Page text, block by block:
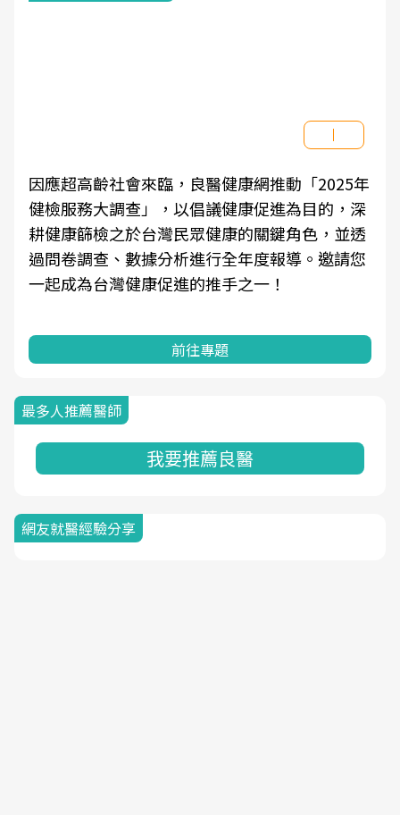
因應超高齡社會來臨，良醫健康網推動「2025年
健檢服務大調查」，以倡議健康促進為目的，深
耕健康篩檢之於台灣民眾健康的關鍵角色，並透
過問卷調查、數據分析進行全年度報導。邀請您
一起成為台灣健康促進的推手之一！
前往專題
最多人推薦醫師
我要推薦良醫
網友就醫經驗分享